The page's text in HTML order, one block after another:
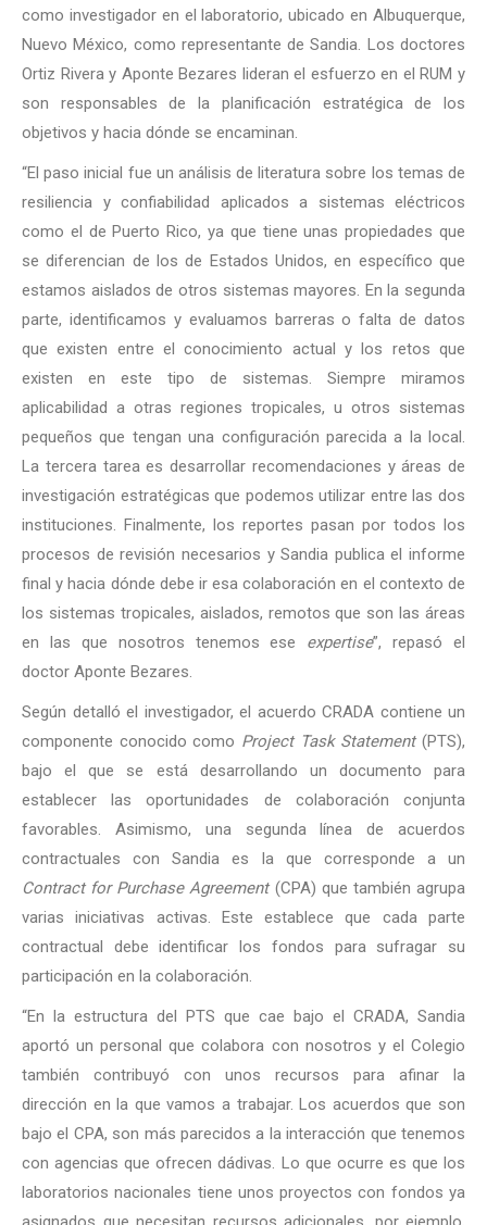
como investigador en el laboratorio, ubicado en Albuquerque,
Nuevo México, como representante de Sandia. Los doctores
Ortiz Rivera y Aponte Bezares lideran el esfuerzo en el RUM y
son responsables de la planificación estratégica de los
objetivos y hacia dónde se encaminan.
“El paso inicial fue un análisis de literatura sobre los temas de
resiliencia y confiabilidad aplicados a sistemas eléctricos
como el de Puerto Rico, ya que tiene unas propiedades que
se diferencian de los de Estados Unidos, en específico que
estamos aislados de otros sistemas mayores. En la segunda
parte, identificamos y evaluamos barreras o falta de datos
que existen entre el conocimiento actual y los retos que
existen en este tipo de sistemas. Siempre miramos
aplicabilidad a otras regiones tropicales, u otros sistemas
pequeños que tengan una configuración parecida a la local.
La tercera tarea es desarrollar recomendaciones y áreas de
investigación estratégicas que podemos utilizar entre las dos
instituciones. Finalmente, los reportes pasan por todos los
procesos de revisión necesarios y Sandia publica el informe
final y hacia dónde debe ir esa colaboración en el contexto de
los sistemas tropicales, aislados, remotos que son las áreas
en las que nosotros tenemos ese expertise”, repasó el
doctor Aponte Bezares.
Según detalló el investigador, el acuerdo CRADA contiene un
componente conocido como Project Task Statement(PTS),
bajo el que se está desarrollando un documento para
establecer las oportunidades de colaboración conjunta
favorables. Asimismo, una segunda línea de acuerdos
contractuales con Sandia es la que corresponde a un
Contract for Purchase Agreement(CPA) que también agrupa
varias iniciativas activas. Este establece que cada parte
contractual debe identificar los fondos para sufragar su
participación en la colaboración.
“En la estructura del PTS que cae bajo el CRADA, Sandia
aportó un personal que colabora con nosotros y el Colegio
también contribuyó con unos recursos para afinar la
dirección en la que vamos a trabajar. Los acuerdos que son
bajo el CPA, son más parecidos a la interacción que tenemos
con agencias que ofrecen dádivas. Lo que ocurre es que los
laboratorios nacionales tiene unos proyectos con fondos ya